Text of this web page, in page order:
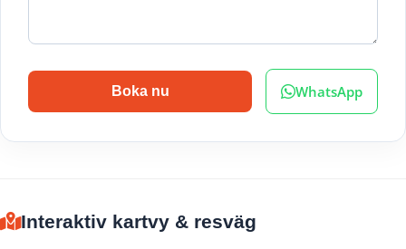
Boka nu WhatsApp
Interaktiv kartvy & resväg